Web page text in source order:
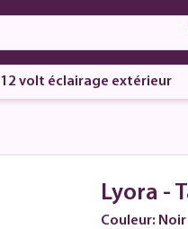
12 volt éclairage extérieur
Lyora -
Couleur: Noir